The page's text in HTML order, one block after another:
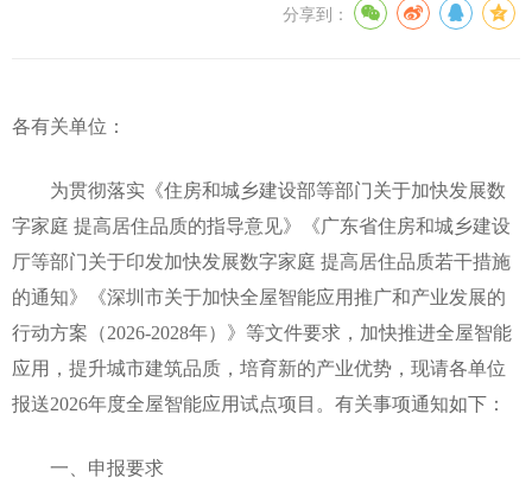
分享到：
各有关单位：
为贯彻落实《住房和城乡建设部等部门关于加快发展数
字家庭 提高居住品质的指导意见》《广东省住房和城乡建设
厅等部门关于印发加快发展数字家庭 提高居住品质若干措施
的通知》《深圳市关于加快全屋智能应用推广和产业发展的
行动方案（2026-2028年）》等文件要求，加快推进全屋智能
应用，提升城市建筑品质，培育新的产业优势，现请各单位
报送2026年度全屋智能应用试点项目。有关事项通知如下：
一、申报要求